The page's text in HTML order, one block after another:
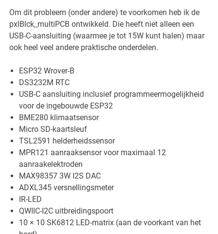
Om dit probleem (onder andere) te voorkomen heb ik de
pxlBlck_multiPCB ontwikkeld. Die heeft niet alleen een
USB-C-aansluiting (waarmee je tot 15W kunt halen) maar
ook heel veel andere praktische onderdelen.
ESP32 Wrover-B
DS3232M RTC
USB-C aansluiting inclusief programmeermogelijkheid
voor de ingebouwde ESP32
BME280 klimaatsensor
Micro SD-kaartsleuf
TSL2591 helderheidssensor
MPR121 aanraaksensor voor maximaal 12
aanraakelektroden
MAX98357 3W I2S DAC
ADXL345 versnellingsmeter
IR-LED
QWIIC-I2C uitbreidingspoort
10 × 10 SK6812 LED-matrix (aan de voorkant van het